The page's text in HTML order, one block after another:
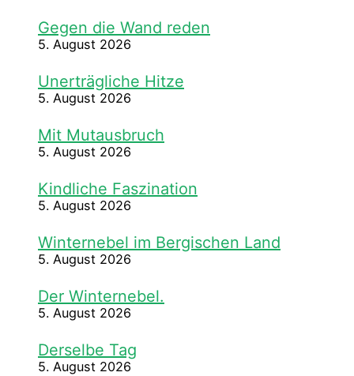
Gegen die Wand reden
5. August 2026
Unerträgliche Hitze
5. August 2026
Mit Mutausbruch
5. August 2026
Kindliche Faszination
5. August 2026
Winternebel im Bergischen Land
5. August 2026
Der Winternebel.
5. August 2026
Derselbe Tag
5. August 2026